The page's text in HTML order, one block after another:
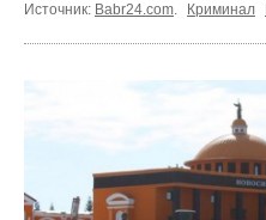
Источник: Babr24.com. Криминал